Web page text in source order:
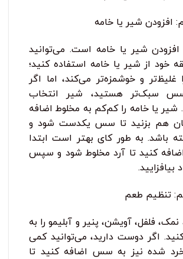
افزودن شیر یا خامه
افزودن شیر یا خامه است. می‌توانید
خود از شیر یا خامه استفاده کنید؛
و خوشمزه‌تر می‌کند، اما اگر
سبک‌تر هستید، شیر انتخاب
یا خامه را کم‌کم به مخلوط اضافه
هم بزنید تا سس یکدست شود و
باشد. به طور کای بهتر است ابتدا
کنید تا آرد مخلوط شود و سپس
بیافزایید.
تنظیم طعم
نمک، فلفل، آویشن، پنیر و آبلیمو را به
اگر دوست دارید، می‌توانید کمی
شده نیز به سس اضافه کنید تا